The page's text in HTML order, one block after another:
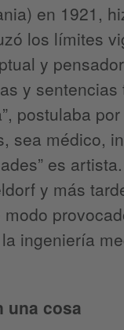
en 1921,
los límites
y
y
postulaba
sea médico,
es
y más
ingeniería
una cosa